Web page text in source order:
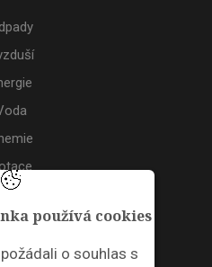
používá cookies
o souhlas s
Akce